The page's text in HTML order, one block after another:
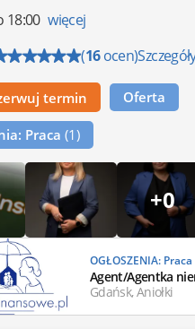
18:00 więcej
(16ocen)
termin Oferta
Praca (1)
+0
OGŁOSZENIA: Praca
Agent/Agentka
Gdańsk, Aniołki